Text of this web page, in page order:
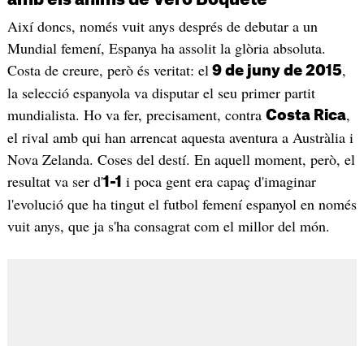
Així doncs, només vuit anys després de debutar a un
Mundial femení, Espanya ha assolit la glòria absoluta.
Costa de creure, però és veritat: el 9 de juny de 2015,
la selecció espanyola va disputar el seu primer partit
mundialista. Ho va fer, precisament, contra Costa Rica,
el rival amb qui han arrencat aquesta aventura a Austràlia i
Nova Zelanda. Coses del destí. En aquell moment, però, el
resultat va ser d'1-1 i poca gent era capaç d'imaginar
l'evolució que ha tingut el futbol femení espanyol en només
vuit anys, que ja s'ha consagrat com el millor del món.